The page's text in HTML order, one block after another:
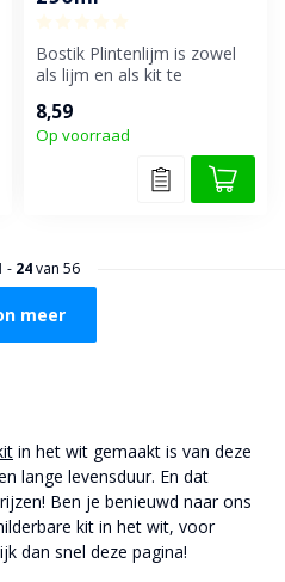
Bostik Plintenlijm is zowel
als lijm en als kit te
m...
8,59
Op voorraad
- 24van 56
meer
in het wit gemaakt is van deze
lange levensduur. En dat
Ben je benieuwd naar ons
kit in het wit, voor
dan snel deze pagina!